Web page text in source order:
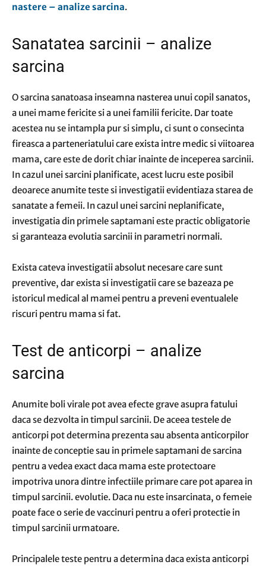
nastere – analize sarcina.
Sanatatea sarcinii – analize
sarcina
O sarcina sanatoasa inseamna nasterea unui copil sanatos,
a unei mame fericite si a unei familii fericite. Dar toate
acestea nu se intampla pur si simplu, ci sunt o consecinta
fireasca a parteneriatului care exista intre medic si viitoarea
mama, care este de dorit chiar inainte de inceperea sarcinii.
In cazul unei sarcini planificate, acest lucru este posibil
deoarece anumite teste si investigatii evidentiaza starea de
sanatate a femeii. In cazul unei sarcini neplanificate,
investigatia din primele saptamani este practic obligatorie
si garanteaza evolutia sarcinii in parametri normali.
Exista cateva investigatii absolut necesare care sunt
preventive, dar exista si investigatii care se bazeaza pe
istoricul medical al mamei pentru a preveni eventualele
riscuri pentru mama si fat.
Test de anticorpi – analize
sarcina
Anumite boli virale pot avea efecte grave asupra fatului
daca se dezvolta in timpul sarcinii. De aceea testele de
anticorpi pot determina prezenta sau absenta anticorpilor
inainte de conceptie sau in primele saptamani de sarcina
pentru a vedea exact daca mama este protectoare
impotriva unora dintre infectiile primare care pot aparea in
timpul sarcinii. evolutie. Daca nu este insarcinata, o femeie
poate face o serie de vaccinuri pentru a oferi protectie in
timpul sarcinii urmatoare.
Principalele teste pentru a determina daca exista anticorpi